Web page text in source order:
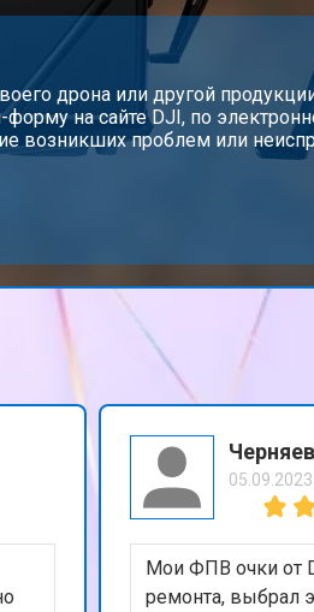
от 1600 ₽
от 1000 ₽
от 3600 ₽
дрона или другой
на сайте DJI, по
возникших проблем или
05.09.2023
Мои ФПВ очки от
ремонта, выбрал